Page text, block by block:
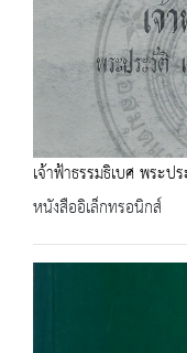
เจ้าฟ้าธรรมธิเบศ พระป
หนังสืออิเล็กทรอนิกส์